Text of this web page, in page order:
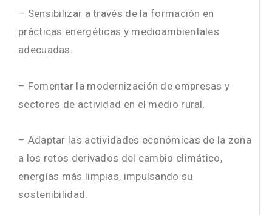
– Sensibilizar a través de la formación en
prácticas energéticas y medioambientales
adecuadas.
– Fomentar la modernización de empresas y
sectores de actividad en el medio rural.
– Adaptar las actividades económicas de la zona
a los retos derivados del cambio climático,
energías más limpias, impulsando su
sostenibilidad.